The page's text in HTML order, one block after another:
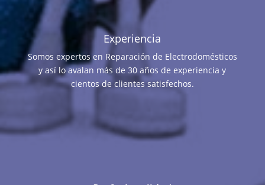
Experiencia
Somos expertos en Reparación de Electrodomésticos
y así lo avalan más de 30 años de experiencia y
cientos de clientes satisfechos.